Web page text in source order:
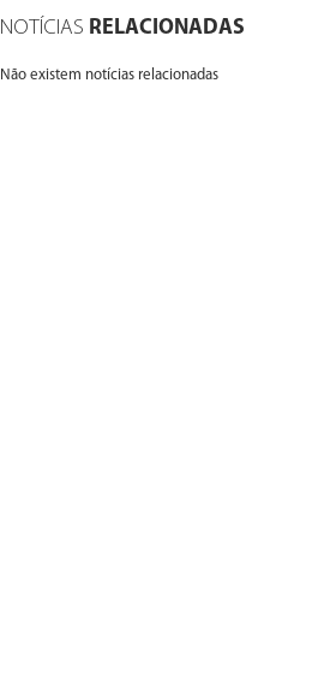
NOTÍCIAS RELACIONADAS
Não existem notícias relacionadas